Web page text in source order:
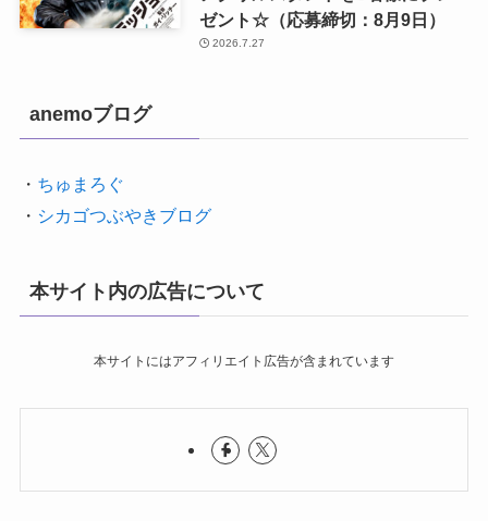
ゼント☆（応募締切：8月9日）
2026.7.27
anemoブログ
・ ちゅまろぐ
・ シカゴつぶやきブログ
本サイト内の広告について
本サイトにはアフィリエイト広告が含まれています